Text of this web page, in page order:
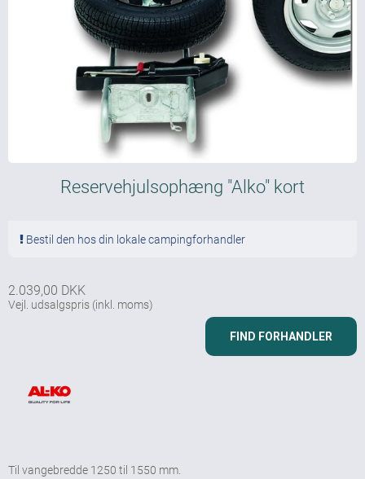
Reservehjulsophæng "Alko" kort
Bestil den hos din lokale campingforhandler
2.039,00 DKK
Vejl. udsalgspris (inkl. moms)
FIND FORHANDLER
Til vangebredde 1250 til 1550 mm.